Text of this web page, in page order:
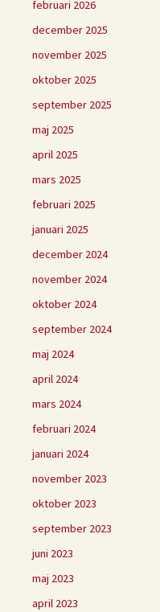
februari 2026
december 2025
november 2025
oktober 2025
september 2025
maj 2025
april 2025
mars 2025
februari 2025
januari 2025
december 2024
november 2024
oktober 2024
september 2024
maj 2024
april 2024
mars 2024
februari 2024
januari 2024
november 2023
oktober 2023
september 2023
juni 2023
maj 2023
april 2023